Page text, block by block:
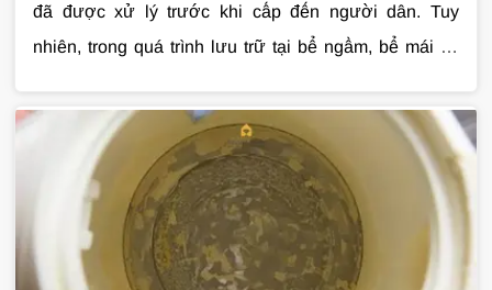
đã được xử lý trước khi cấp đến người dân. Tuy
nhiên, trong quá trình lưu trữ tại bể ngầm, bể mái và
bị lẫn cặn, clo dư, mùi khó chịu hoặc kim loại từ
đường ống cũ. Đây là lý do ngày càng nhiều gia đình
quan tâm đến lọc tổng cho căn hộ chung cưđể
nâng cao chất lượng nước sinh hoạt hàng ngày.
cho căn hộ chung cư
, những lợi ích thực tế, cách
lựa chọn hệ thống phù hợp và các lưu ý quan trọng
trước khi lắp đặt qua bài viết dưới đây.